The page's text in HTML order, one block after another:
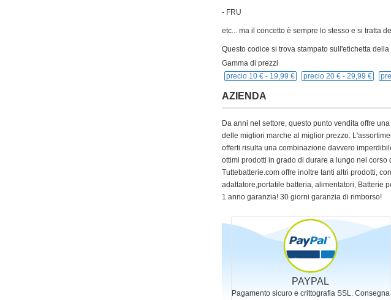
- FRU
etc... ma il concetto è sempre lo stesso e si tratta
Questo codice si trova stampato sull'etichetta
Gamma di prezzi
precio 10 € - 19,99 € precio 20 € - 29,99 €
AZIENDA
Da anni nel settore, questo punto vendita offre
delle migliori marche al miglior prezzo.
offerti risulta una combinazione davvero
ottimi prodotti in grado di durare a lungo nel corso
Tuttebatterie.com offre inoltre tanti altri prodotti,
adattatore,portatile batteria, alimentatori, Batterie
1 anno garanzia! 30 giorni garanzia di rimborso!
PAYPAL
Pagamento sicuro e crittografia SSL. Consegna